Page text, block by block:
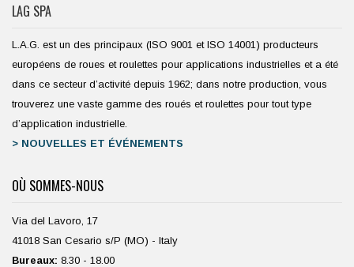
LAG SPA
L.A.G. est un des principaux (ISO 9001 et ISO 14001) producteurs
européens de roues et roulettes pour applications industrielles et a été
dans ce secteur d’activité depuis 1962; dans notre production, vous
trouverez une vaste gamme des roués et roulettes pour tout type
d’application industrielle.
> NOUVELLES ET ÉVÉNEMENTS
OÙ SOMMES-NOUS
Via del Lavoro, 17
41018 San Cesario s/P (MO) - Italy
Bureaux: 8.30 - 18.00